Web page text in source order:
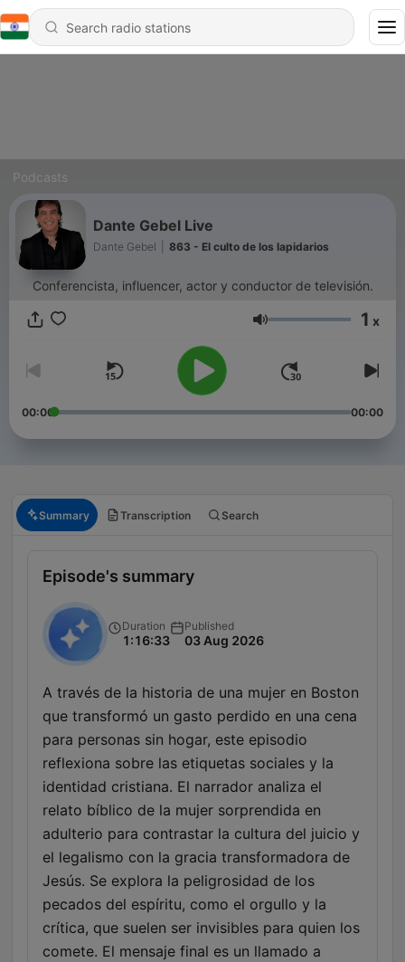
Podcasts
Dante Gebel Live
Dante Gebel 863 - El culto de los lapidarios
Conferencista, influencer, actor y conductor de televisión.
Volume 1 x
00:00 00:00
Summary Transcription Search
Episode's summary
Duration
1:16:33
Published
03 Aug 2026
A través de la historia de una mujer en Boston
que transformó un gasto perdido en una cena
para personas sin hogar, este episodio
reflexiona sobre las etiquetas sociales y la
identidad cristiana. El narrador analiza el
relato bíblico de la mujer sorprendida en
adulterio para contrastar la cultura del juicio y
el legalismo con la gracia transformadora de
Jesús. Se explora la peligrosidad de los
pecados del espíritu, como el orgullo y la
crítica, que suelen ser invisibles para quien los
comete. El mensaje final es un llamado a